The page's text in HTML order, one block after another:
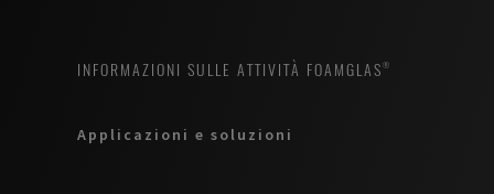
INFORMAZIONI SULLE ATTIVITÀ FOAMGLAS®
Applicazioni e soluzioni